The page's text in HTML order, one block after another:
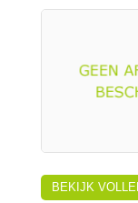
BEKIJK